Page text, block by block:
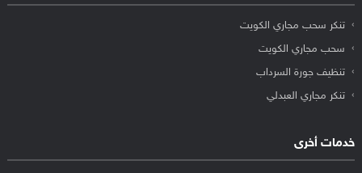
تنكر سحب مجاري الكويت
سحب مجاري الكويت
تنظيف جورة السرداب
تنكر مجاري العبدلي
خدمات أخرى